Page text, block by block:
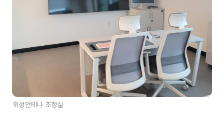
위성안테나 조정실